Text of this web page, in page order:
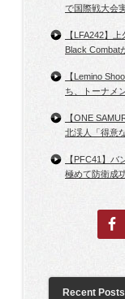
で国際戦大会
【LFA242】
Black Combat
【Lemino
ち、トーナメ
【ONE
北渓人「得意
【PFC41】
極めて防衛成
Recent Posts